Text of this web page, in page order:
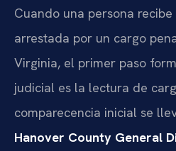
Cuando una persona
arrestada por un cargo
Virginia, el primer paso
judicial es la lectura de
comparecencia inicial se
Hanover County General